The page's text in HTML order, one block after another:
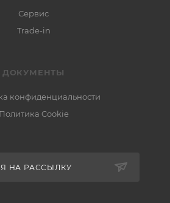
Сервис
Trade-in
ДОКУМЕНТЫ
конфиденциальности
Политика Cookie
НА РАССЫЛКУ